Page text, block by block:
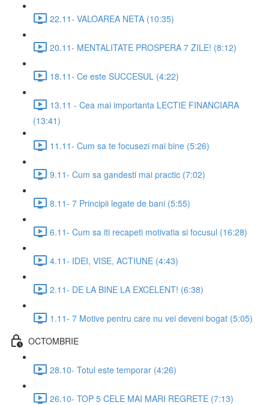
22.11- VALOAREA NETA (10:35)
20.11- MENTALITATE PROSPERA 7 ZILE! (8:12)
18.11- Ce este SUCCESUL (4:22)
13.11 - Cea mai importanta LECTIE FINANCIARA
(13:41)
11.11- Cum sa te focusezi mai bine (5:26)
9.11- Cum sa gandesti mai practic (7:02)
8.11- 7 Principii legate de bani (5:55)
6.11- Cum sa iti recapeti motivatia si focusul (16:28)
4.11- IDEI, VISE, ACTIUNE (4:43)
2.11- DE LA BINE LA EXCELENT! (6:38)
1.11- 7 Motive pentru care nu vei deveni bogat (5:05)
OCTOMBRIE
28.10- Totul este temporar (4:26)
26.10- TOP 5 CELE MAI MARI REGRETE (7:13)